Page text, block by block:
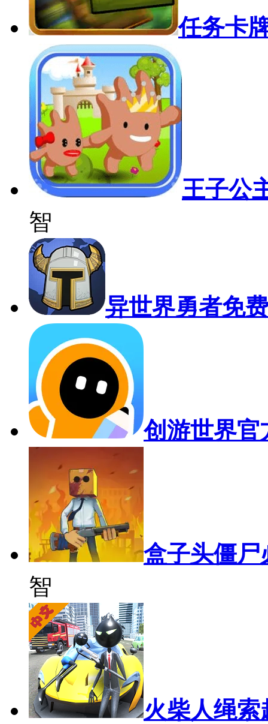
任务卡
王子公
智
异世界勇者免
创游世界官
盒子头僵尸
智
火柴人绳